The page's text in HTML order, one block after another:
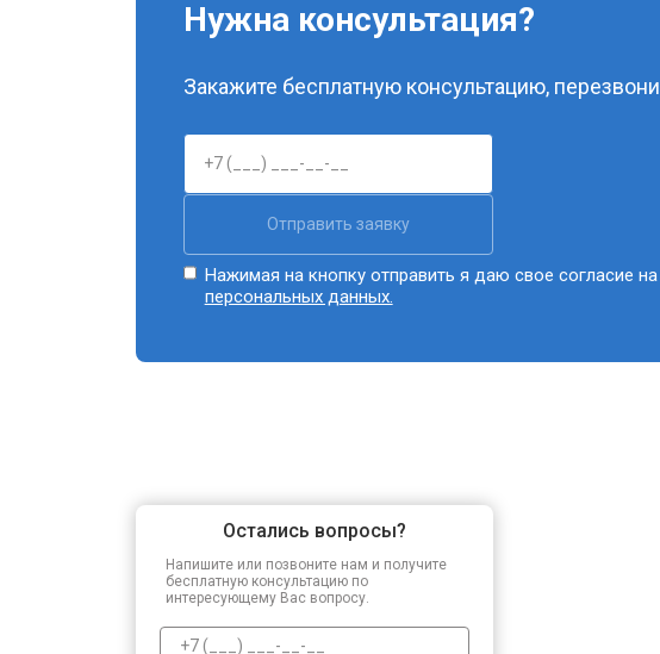
Нужна консультация?
Закажите бесплатную консультацию,
Отправить заявку
Нажимая на кнопку отправить я даю свое согласие
персональных данных.
Остались вопросы?
Напишите или позвоните нам и получите
бесплатную консультацию по
интересующему Вас вопросу.